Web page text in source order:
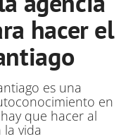
hacer el
es una
en
que hacer al
vida